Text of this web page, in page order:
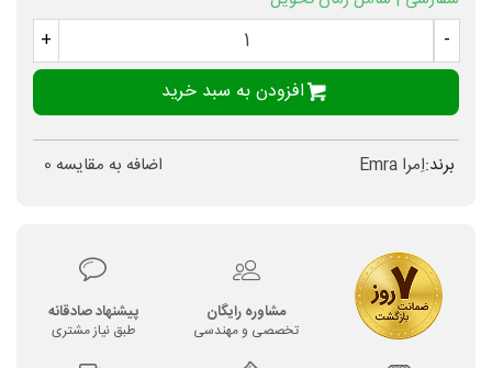
-
+
افزودن به سبد خرید
برند:اِمرا Emra اضافه به مقایسه 0
مشاوره رایگان
تخصصی و مهندسی
پیشنهاد صادقانه
طبق نیاز مشتری